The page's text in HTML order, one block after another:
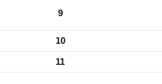
9
10
11